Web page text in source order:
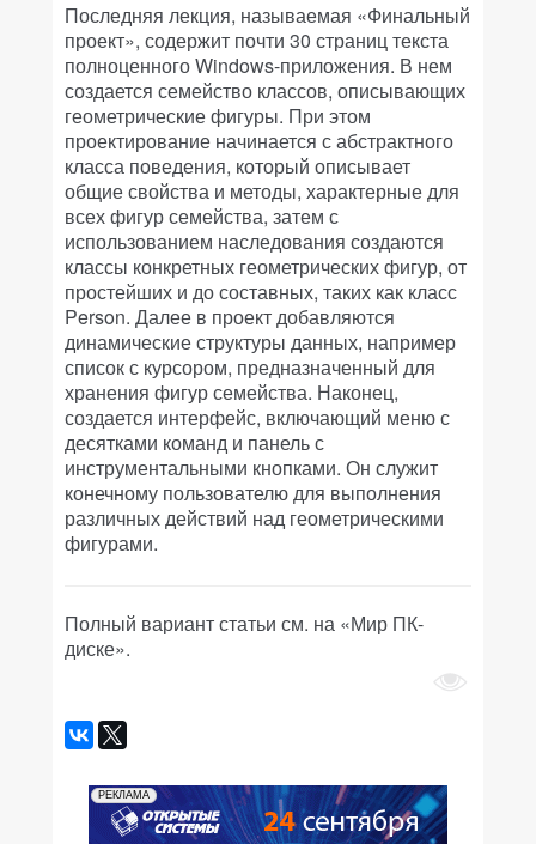
Последняя лекция, называемая «Финальный
проект», содержит почти 30 страниц текста
полноценного Windows-приложения. В нем
создается семейство классов, описывающих
геометрические фигуры. При этом
проектирование начинается с абстрактного
класса поведения, который описывает
общие свойства и методы, характерные для
всех фигур семейства, затем с
использованием наследования создаются
классы конкретных геометрических фигур, от
простейших и до составных, таких как класс
Person. Далее в проект добавляются
динамические структуры данных, например
список с курсором, предназначенный для
хранения фигур семейства. Наконец,
создается интерфейс, включающий меню с
десятками команд и панель с
инструментальными кнопками. Он служит
конечному пользователю для выполнения
различных действий над геометрическими
фигурами.
Полный вариант статьи см. на «Мир ПК-
диске».
РЕКЛАМА